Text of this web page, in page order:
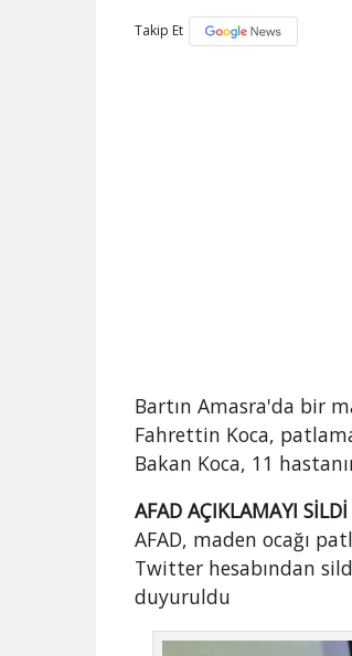
Takip Et
Bartın Amasra'da bir
Fahrettin Koca,
Bakan Koca, 11
AFAD AÇIKLAMAYI SİLDİ
AFAD, maden ocağı
Twitter hesabından
duyuruldu